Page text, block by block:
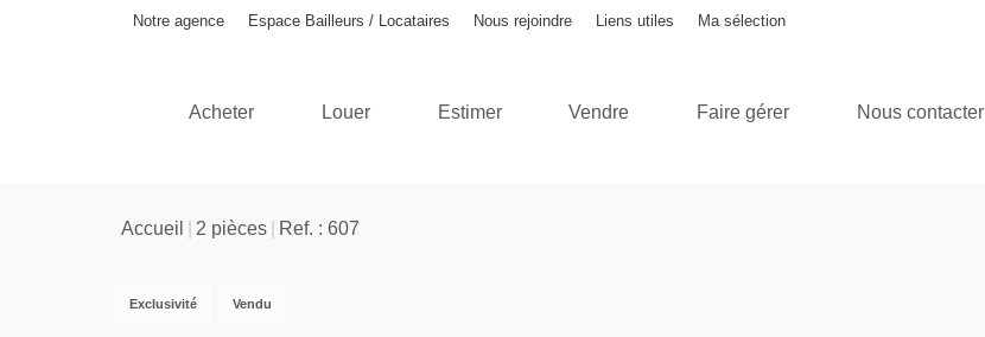
Notre agence Espace Bailleurs / Locataires Nous rejoindre Liens utiles Ma sélection
Acheter Louer Estimer Vendre Faire gérer Nous contacter
Accueil 2 pièces Ref. : 607
Exclusivité Vendu